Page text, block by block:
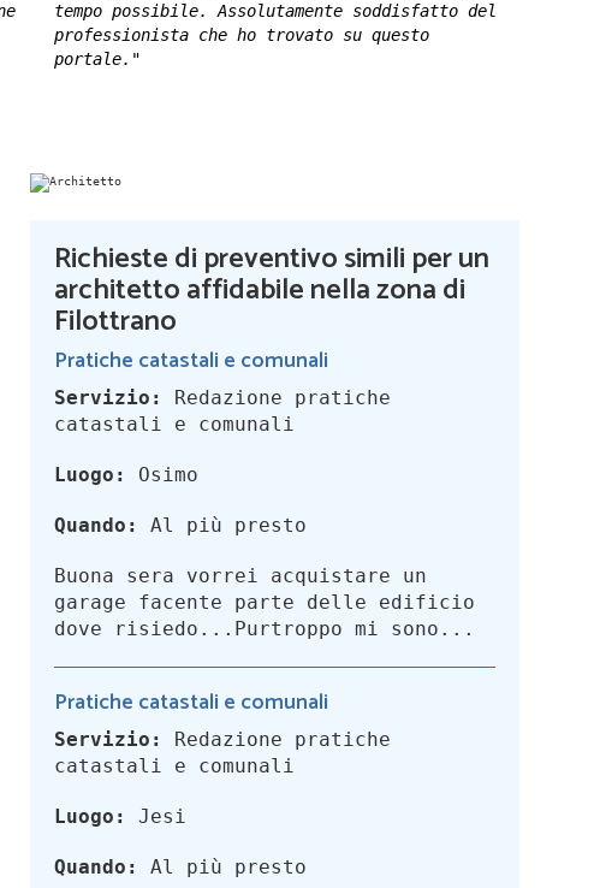
tempo possibile. Assolutamente soddisfatto del
professionista che ho trovato su questo
portale."
Richieste di preventivo simili per un
architetto affidabile nella zona di
Filottrano
Pratiche catastali e comunali
Servizio:
Redazione pratiche
catastali e comunali
Luogo: Osimo
Quando: Al più presto
Buona sera vorrei acquistare un
garage facente parte delle edificio
dove risiedo...Purtroppo mi sono...
Pratiche catastali e comunali
Servizio:
Redazione pratiche
catastali e comunali
Luogo: Jesi
Quando: Al più presto